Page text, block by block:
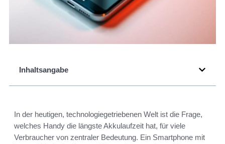
Inhaltsangabe
In der heutigen, technologiegetriebenen Welt ist die Frage,
welches Handy die längste Akkulaufzeit hat, für viele
Verbraucher von zentraler Bedeutung. Ein Smartphone mit